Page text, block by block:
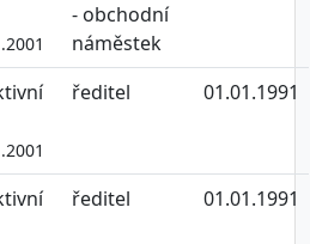
- obchodní
náměstek
ředitel 01.01.1991
ředitel 01.01.1991